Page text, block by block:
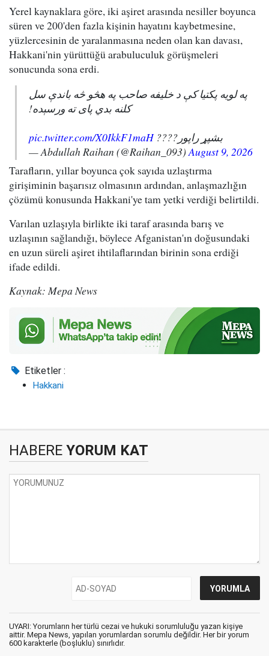
Yerel kaynaklara göre, iki aşiret arasında nesiller boyunca
süren ve 200'den fazla kişinin hayatını kaybetmesine,
yüzlercesinin de yaralanmasına neden olan kan davası,
Hakkani'nin yürüttüğü arabuluculuk görüşmeleri
sonucunda sona erdi.
په لویه پکتیا کې د خلیفه صاحب په هڅو څه باندې سل
کلنه بدي پای ته ورسېده!
بشپړ راپور????pic.twitter.com/X0IkkF1maH
— Abdullah Raihan (@Raihan_093)August 9, 2026
Tarafların, yıllar boyunca çok sayıda uzlaştırma
girişiminin başarısız olmasının ardından, anlaşmazlığın
çözümü konusunda Hakkani'ye tam yetki verdiği belirtildi.
Varılan uzlaşıyla birlikte iki taraf arasında barış ve
uzlaşının sağlandığı, böylece Afganistan'ın doğusundaki
en uzun süreli aşiret ihtilaflarından birinin sona erdiği
ifade edildi.
Kaynak: Mepa News
Etiketler :
Hakkani
HABERE YORUM KAT
UYARI: Yorumların her türlü cezai ve hukuki sorumluluğu yazan kişiye
aittir. Mepa News, yapılan yorumlardan sorumlu değildir. Her bir yorum
600 karakterle (boşluklu) sınırlıdır.